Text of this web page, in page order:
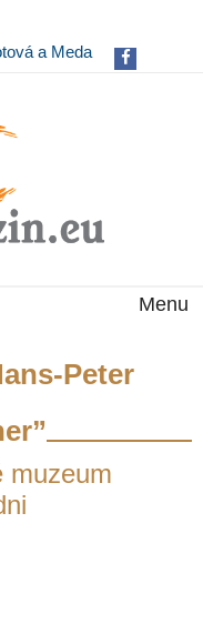
a Meda
Menu
Peter
muzeum